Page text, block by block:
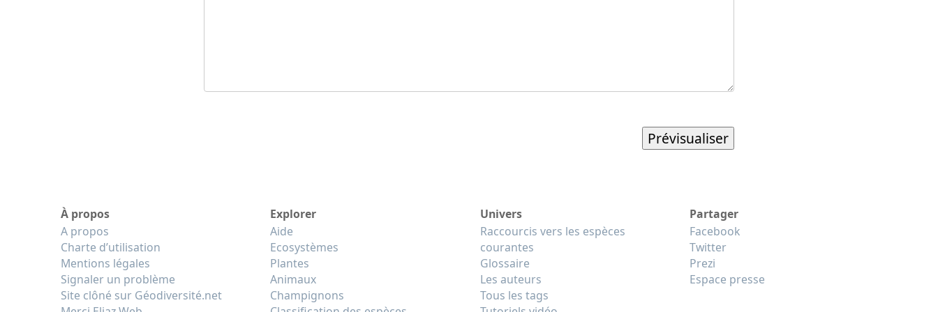
À propos
A propos
Charte d’utilisation
Mentions légales
Signaler un problème
Site clôné sur Géodiversité.net
Explorer
Aide
Ecosystèmes
Plantes
Animaux
Champignons
Univers
Raccourcis vers les espèces
courantes
Glossaire
Les auteurs
Tous les tags
Partager
Facebook
Twitter
Prezi
Espace presse